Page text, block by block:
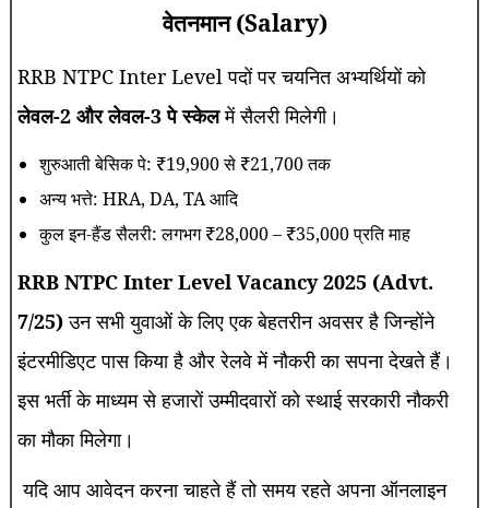
वेतनमान (Salary)
RRB NTPC Inter Level पदों पर चयनित अभ्यर्थियों को
लेवल-2 और लेवल-3 पे स्केलमें सैलरी मिलेगी।
शुरुआती बेसिक पे: ₹19,900 से ₹21,700 तक
अन्य भत्ते: HRA, DA, TA आदि
कुल इन-हैंड सैलरी: लगभग ₹28,000 – ₹35,000 प्रति माह
RRB NTPC Inter Level Vacancy 2025 (Advt.
7/25)उन सभी युवाओं के लिए एक बेहतरीन अवसर है जिन्होंने
इंटरमीडिएट पास किया है और रेलवे में नौकरी का सपना देखते हैं।
इस भर्ती के माध्यम से हजारों उम्मीदवारों को स्थाई सरकारी नौकरी
का मौका मिलेगा।
यदि आप आवेदन करना चाहते हैं तो समय रहते अपना ऑनलाइन